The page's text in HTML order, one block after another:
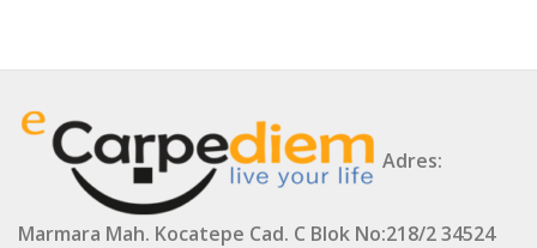
Adres:
Marmara Mah. Kocatepe Cad. C Blok No:218/2 34524